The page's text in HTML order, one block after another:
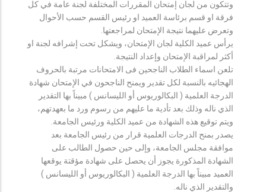
وتتكون من لجان إمتحان المقررات المختلفة لجنة عامة في كل
فرقة او قسم برئاسة العميد او رئيس القسم حسب الأحوال
وتعرض عليهما نتيجة الإمتحان لمراجعتها.
يرأس عميد الكلية لجان الإمتحان، ويشكل تحت إشرافه لجنة او
أكثر لمراقبة الإمتحان وإعداد النتيجة.
تلعن اسماء الطلاب الناجحين فى الامتحانات مرتبة بالحروف
الهجائيه بالنسبة لكل تقدير ويمنح الناجحون في الإمتحان شهادة
الدرجة العلمية ( البكالوريوس أو الليسانس ) مبيناً بها التقدير
الذي ناله وذلك بعد تأدية ما عليهم من رسوم ورد ما بعهدتهم،
ويتم توقيع هذه الشهادة من عميد الكلية ورئيس الجامعة.
يصدر بمنح الدرجات العلمية قرار من رئيس الجامعة بعد
موافقة مجلس الجامعة، وإلى حين حصول الطالب على
الشهادة المذكورة يجوز أن يحصل على شهادة مؤقتة يوقعها
العميد مبيناً بها الدرجة العلمية ( البكالوريوس أو الليسانس )
والتقدير الذي ناله.